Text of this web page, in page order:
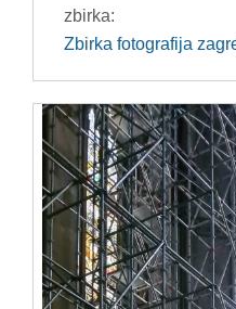
zbirka:
Zbirka fotografija